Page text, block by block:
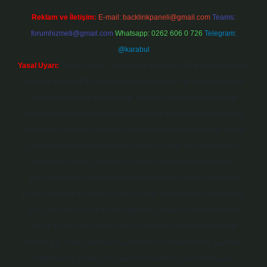
Reklam ve İletişim: E-mail: backlinkpaneli@gmail.com Teams:
forumhizmeti@gmail.com Whatsapp: 0262 606 0 726 Telegram:
@karabul
Yasal Uyarı: